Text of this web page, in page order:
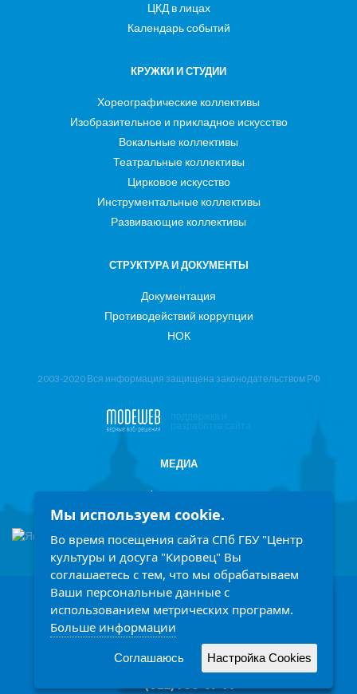
ЦКД в лицах
Календарь событий
КРУЖКИ И СТУДИИ
Хореографические коллективы
Изобразительное и прикладное искусство
Вокальные коллективы
Театральные коллективы
Цирковое искусство
Инструментальные коллективы
Развивающие коллективы
СТРУКТУРА И ДОКУМЕНТЫ
Документация
Противодействий коррупции
НОК
2003-2020 Вся информация защищена законодательством РФ
поддержка и
разработка сайта
МЕДИА
Фотоотчеты
Информация в СМИ
198207, Санкт-Петербург, проспект Стачек 158
Ежедневно с 9.00 до 21.00 часов
Написать обращение
(812) 758-14-77
Заголовок
Описание
Читать подробней
Принять
Мы используем cookie.
Во время посещения сайта СПб ГБУ "Центр
культуры и досуга "Кировец" Вы
соглашаетесь с тем, что мы обрабатываем
Ваши персональные данные с
использованием метрических программ.
Больше информации
Соглашаюсь Настройка Cookies